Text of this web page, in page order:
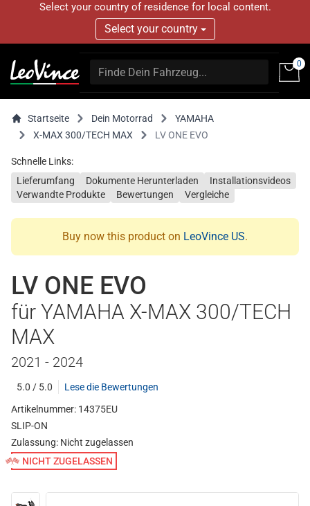
Select your country of residence for local content.
Select your country
0
Startseite Dein Motorrad
YAMAHA
X-MAX 300/TECH MAX
LV ONE EVO
Schnelle Links:
Lieferumfang
Dokumente Herunterladen
Installationsvideos
Verwandte Produkte
Bewertungen Vergleiche
Buy now this product on LeoVince US.
LV ONE EVO
für YAMAHA X-MAX 300/TECH
MAX
2021 - 2024
5.0 / 5.0
Lese die Bewertungen
Artikelnummer: 14375EU
SLIP-ON
Zulassung: Nicht zugelassen
NICHT ZUGELASSEN